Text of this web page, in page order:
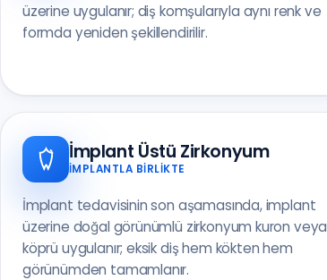
üzerine uygulanır; diş komşularıyla aynı renk ve
formda yeniden şekillendirilir.
İmplant Üstü Zirkonyum
İMPLANTLA BIRLIKTE
İmplant tedavisinin son aşamasında, implant
üzerine doğal görünümlü zirkonyum kuron veya
köprü uygulanır; eksik diş hem kökten hem
görünümden tamamlanır.